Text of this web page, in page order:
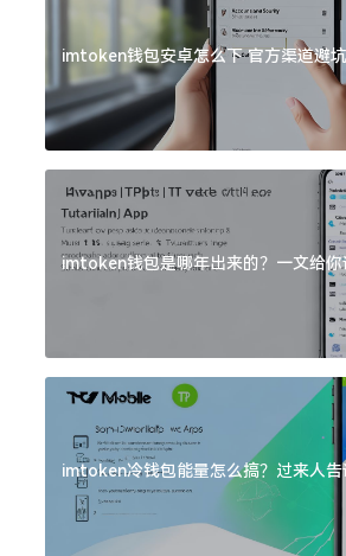
imtoken钱包安卓怎么下 官方渠道避
imtoken钱包是哪年出来的？一文给你
imtoken冷钱包能量怎么搞？过来人告